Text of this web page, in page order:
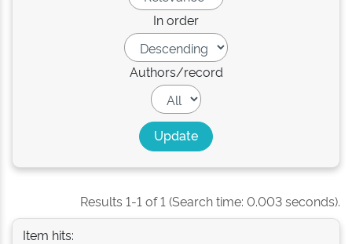
In order
Authors/record
Results 1-1 of 1 (Search time: 0.003 seconds).
Item hits: